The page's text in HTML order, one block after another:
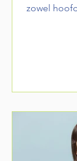
zowel